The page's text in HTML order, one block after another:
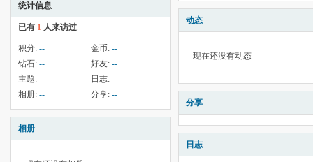
统计信息
已有 1 人来访过
积分: -- 金币: --
钻石: -- 好友: --
主题: -- 日志: --
相册: -- 分享: --
相册
动态
现在还没有动态
分享
日志